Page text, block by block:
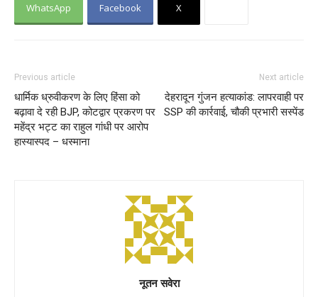
WhatsApp Facebook X
Previous article
धार्मिक ध्रुवीकरण के लिए हिंसा को
बढ़ावा दे रही BJP, कोटद्वार प्रकरण पर
महेंद्र भट्ट का राहुल गांधी पर आरोप
हास्यास्पद – धस्माना
Next article
देहरादून गुंजन हत्याकांड: लापरवाही पर
SSP की कार्रवाई, चौकी प्रभारी सस्पेंड
नूतन सवेरा